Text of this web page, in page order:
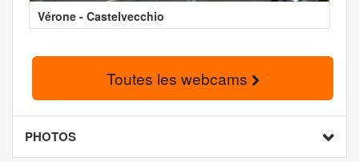
Vérone - Castelvecchio
Toutes les webcams
PHOTOS